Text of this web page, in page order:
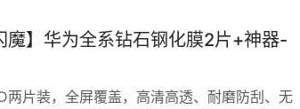
】华为全系钻石钢化膜2片+神器-
两片装，全屏覆盖，高清高透、耐磨防刮、无